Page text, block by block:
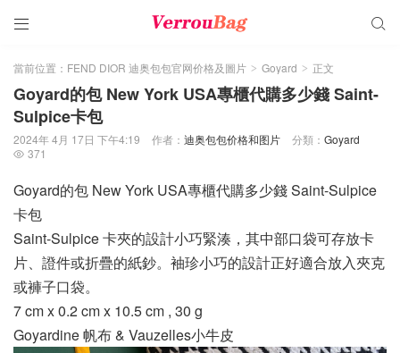
 
當前位置： FEND DIOR 迪奥包包官网价格及圖片 > Goyard > 正文
Goyard的包 New York USA專櫃代購多少錢 Saint-
Sulpice卡包
2024年 4月 17日 下午4:19 作者： 迪奥包包价格和图片 分類： Goyard
 371
Goyard的包 New York USA專櫃代購多少錢 Saint-Sulpice
卡包
Saint-Sulpice 卡夾的設計小巧緊湊，其中部口袋可存放卡
片、證件或折疊的紙鈔。袖珍小巧的設計正好適合放入夾克
或褲子口袋。
7 cm x 0.2 cm x 10.5 cm , 30 g
Goyardine 帆布 & Vauzelles小牛皮